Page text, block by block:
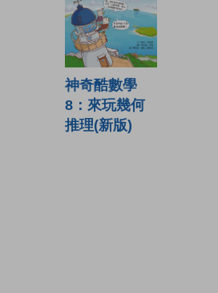
神奇酷數學
8：來玩幾何
推理(新版)